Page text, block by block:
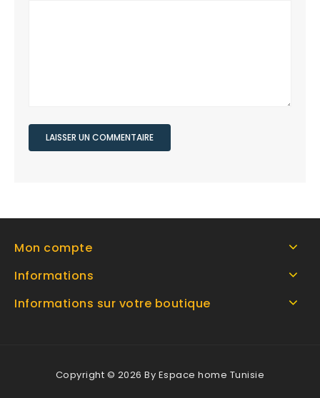
Mon compte
Informations
Informations sur votre boutique
Copyright © 2026 By Espace home Tunisie